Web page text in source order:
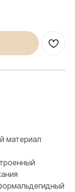
материал